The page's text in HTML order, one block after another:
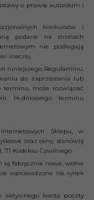
o prawie autorskim i
konkursów i
podane na stronach
nie podlegają
inaczej.
niniejszego Regulaminu,
do zaprzestania lub
terminu, może rozwiązać
14-dniowego terminu
Sklepu, w
oraz ceny, stanowią
Kodeksu Cywilnego.
są fabrycznie nowe, wolne
wprowadzone na rynek
aktywnego konta poczty